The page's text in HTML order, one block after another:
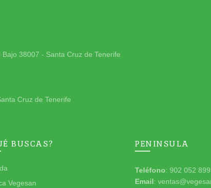
38007 - Santa Cruz de Tenerife
Cruz de Tenerife
BUSCAS?
Vegesan
PENINSULA
Teléfono: 902 052 899
Email: